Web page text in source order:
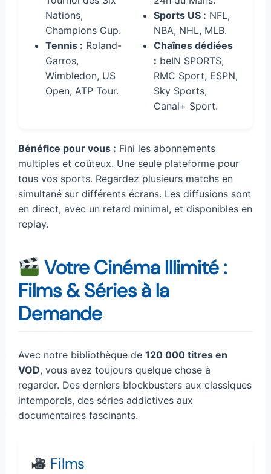
Nations,
Champions Cup.
Tennis : Roland-
Garros,
Wimbledon, US
Open, ATP Tour.
Sports US : NFL,
NBA, NHL, MLB.
Chaînes dédiées
: beIN SPORTS,
RMC Sport, ESPN,
Sky Sports,
Canal+ Sport.
Bénéfice pour vous : Fini les abonnements
multiples et coûteux. Une seule plateforme pour
tous vos sports. Regardez plusieurs matchs en
simultané sur différents écrans. Les diffusions sont
en direct, avec un retard minimal, et disponibles en
replay.
Votre Cinéma Illimité :
Films & Séries à la
Demande
Avec notre bibliothèque de 120 000 titres en
VOD, vous avez toujours quelque chose à
regarder. Des derniers blockbusters aux classiques
intemporels, des séries addictives aux
documentaires fascinants.
Films